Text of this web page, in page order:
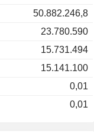
50.882.246,8
23.780.590
15.731.494
15.141.100
0,01
0,01